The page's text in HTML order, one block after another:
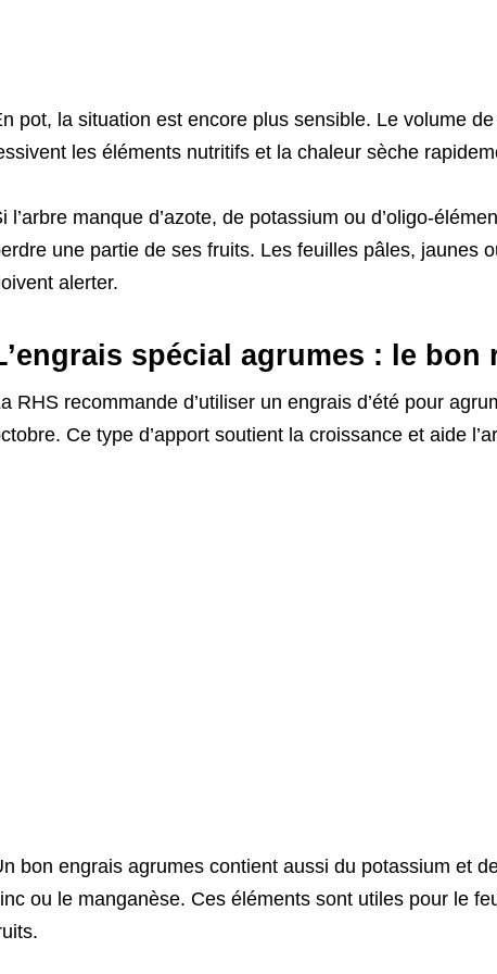
pot, la situation est encore plus sensible. Le volume
les éléments nutritifs et la chaleur sèche
l’arbre manque d’azote, de potassium ou d’oligo-
une partie de ses fruits. Les feuilles pâles, jaunes
alerter.
spécial agrumes : le bon
RHS recommande d’utiliser un engrais d’été pour
Ce type d’apport soutient la croissance et aide
bon engrais agrumes contient aussi du potassium et
ou le manganèse. Ces éléments sont utiles pour le